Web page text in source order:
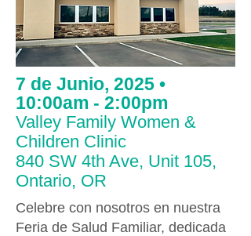
7 de Junio, 2025 •
10:00am - 2:00pm
Valley Family Women &
Children Clinic
840 SW 4th Ave, Unit 105,
Ontario, OR
Celebre con nosotros en nuestra
Feria de Salud Familiar, dedicada